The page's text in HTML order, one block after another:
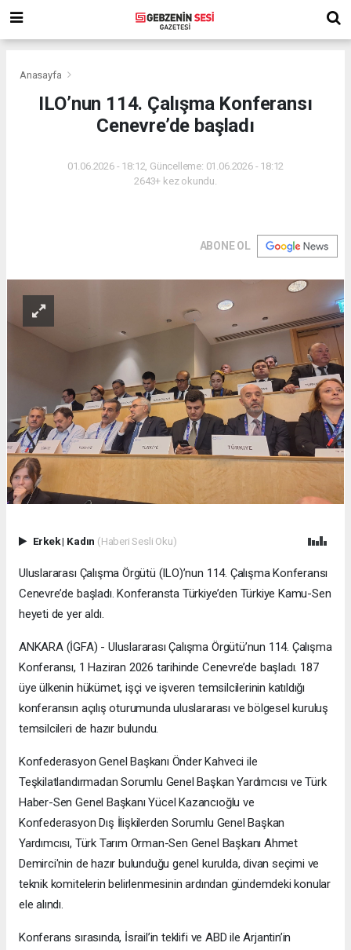
Anasayfa
ILO’nun 114. Çalışma Konferansı
Cenevre’de başladı
01.06.2026 - 18:12, Güncelleme: 01.06.2026 - 18:12
2643+ kez okundu.
ABONE OL
Erkek| Kadın (Haberi Sesli Oku)
Uluslararası Çalışma Örgütü (ILO)’nun 114. Çalışma Konferansı
Cenevre’de başladı. Konferansta Türkiye’den Türkiye Kamu-Sen
heyeti de yer aldı.
ANKARA (İGFA) - Uluslararası Çalışma Örgütü’nun 114. Çalışma
Konferansı, 1 Haziran 2026 tarihinde Cenevre’de başladı. 187
üye ülkenin hükümet, işçi ve işveren temsilcilerinin katıldığı
konferansın açılış oturumunda uluslararası ve bölgesel kuruluş
temsilcileri de hazır bulundu.
Konfederasyon Genel Başkanı Önder Kahveci ile
Teşkilatlandırmadan Sorumlu Genel Başkan Yardımcısı ve Türk
Haber-Sen Genel Başkanı Yücel Kazancıoğlu ve
Konfederasyon Dış İlişkilerden Sorumlu Genel Başkan
Yardımcısı, Türk Tarım Orman-Sen Genel Başkanı Ahmet
Demirci'nin de hazır bulunduğu genel kurulda, divan seçimi ve
teknik komitelerin belirlenmesinin ardından gündemdeki konular
ele alındı.
Konferans sırasında, İsrail’in teklifi ve ABD ile Arjantin’in